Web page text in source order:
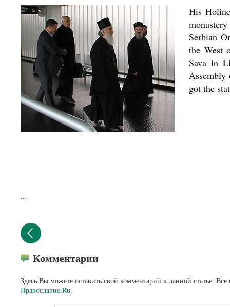
His
Serbian
the West
Sava in
Assembly
got the
...
Комментарии
Здесь Вы можете оставить свой комментарий к данной статье.
Православие.Ru.